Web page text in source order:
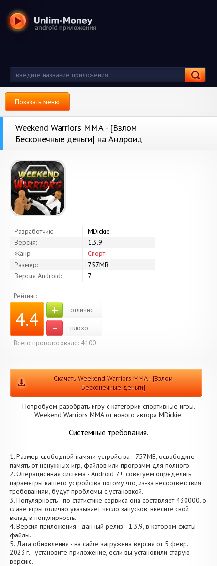
Показать меню
Weekend Warriors MMA - [Взлом
Бесконечные деньги] на Андроид
Разработчик:
MDickie
Версия:
1.3.9
Жанр:
Спорт
Размер:
757MB
Версия Android:
7+
Рейтинг:
4.4 + отлично
-
плохо
Всего проголосовало: 4100
Скачать Weekend Warriors MMA - [Взлом
Бесконечные деньги]
Попробуем разобрать игру с категории спортивные игры.
Weekend Warriors MMA от нового автора MDickie.
Системные требования.
1. Размер свободной памяти устройства - 757MB, освободите
память от ненужных игр, файлов или программ для полного.
2. Операционная система - Android 7+, советуем определить
параметры вашего устройства потому что, из-за несоответствия
требованиям, будут проблемы с установкой.
3. Популярность - по статистике сервиса она составляет 430000, о
cлаве игры отлично указывает число запусков, внесите свой
вклад в популярность.
4. Версия приложения - данный релиз - 1.3.9, в котором сжаты
файлы.
5. Дата обновления - на сайте загружена версия от 5 февр.
2023 г. - установите приложение, если вы установили старую
версию.